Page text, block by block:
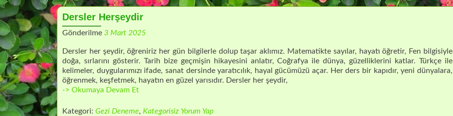
Dersler Herşeydir
Gönderilme 3 Mart 2025
Dersler her şeydir, öğreniriz her gün bilgilerle dolup taşar aklımız. Matematikte sayılar, hayatı öğretir, Fen bilgisiyle
doğa, sırlarını gösterir. Tarih bize geçmişin hikayesini anlatır, Coğrafya ile dünya, güzelliklerini katlar. Türkçe ile
kelimeler, duygularımızı ifade, sanat dersinde yaratıcılık, hayal gücümüzü açar. Her ders bir kapıdır, yeni dünyalara,
öğrenmek, keşfetmek, hayatın en güzel yarısıdır. Dersler her şeydir,
-> Okumaya Devam EtDersler
Kategori: Gezi Deneme, Kategorisiz Yorum Yap